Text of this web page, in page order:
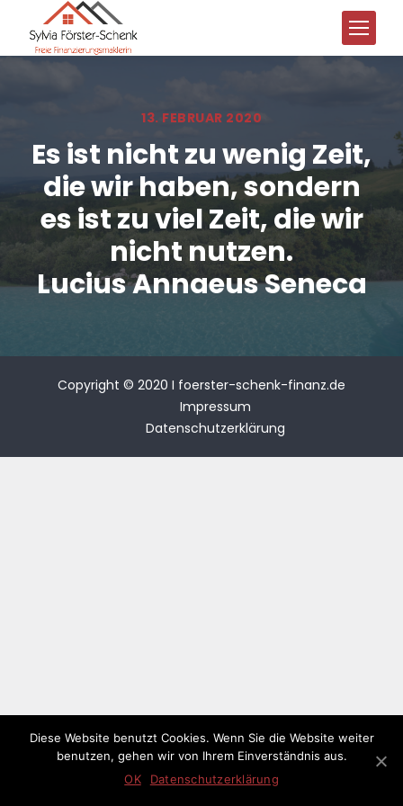
13. FEBRUAR 2020
Es ist nicht zu wenig Zeit,
die wir haben, sondern
es ist zu viel Zeit, die wir
nicht nutzen.
Lucius Annaeus Seneca
Copyright © 2020 I foerster-schenk-finanz.de
Impressum
Datenschutzerklärung
Diese Website benutzt Cookies. Wenn Sie die Website weiter
benutzen, gehen wir von Ihrem Einverständnis aus.
OK
Datenschutzerklärung